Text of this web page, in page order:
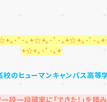
｡･ﾟ･｡+☆+｡･ﾟ･｡+☆+｡･ﾟ･｡
+☆+｡･ﾟ･｡+
校のヒューマンキャンパス高等
段一段確実に「できた！」を積